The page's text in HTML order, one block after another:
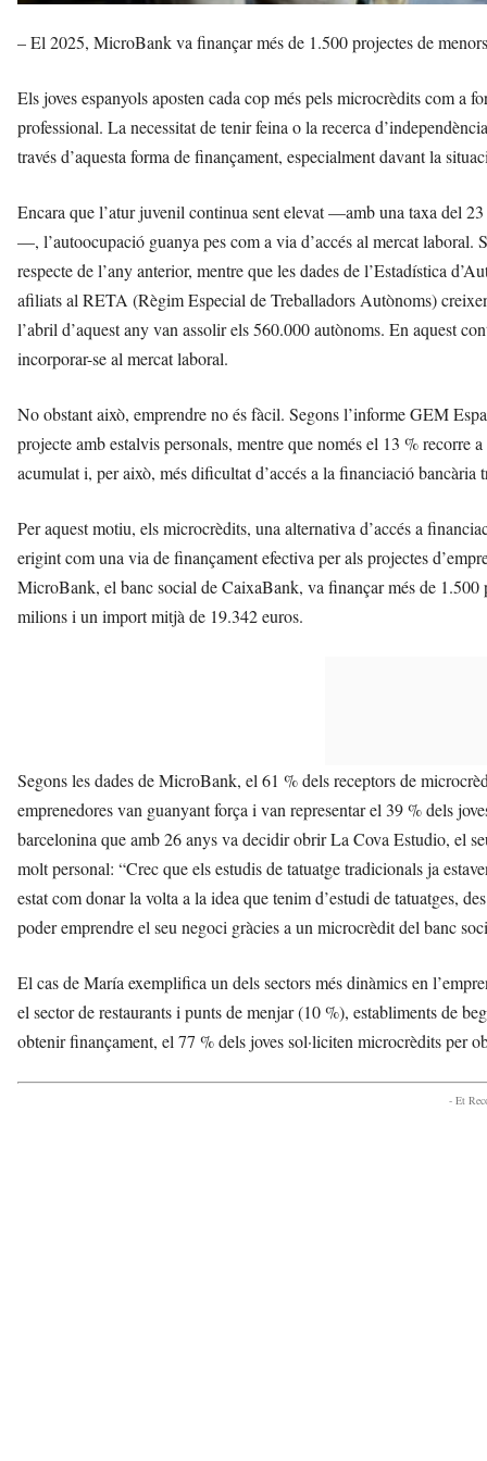
– El 2025, MicroBank va finançar més de 1.500 projectes de
Els joves espanyols aposten cada cop més pels microcrèdits com a
professional. La necessitat de tenir feina o la recerca
través d’aquesta forma de finançament, especialment davant la
Encara que l’atur juvenil continua sent elevat —amb una taxa del
—, l’autoocupació guanya pes com a via d’accés al mercat
respecte de l’any anterior, mentre que les dades de l’Estadística
afiliats al RETA (Règim Especial de Treballadors Autònoms)
l’abril d’aquest any van assolir els 560.000 autònoms. En aquest
incorporar-se al mercat laboral.
No obstant això, emprendre no és fàcil. Segons l’informe GEM
projecte amb estalvis personals, mentre que només el 13 % recorre
acumulat i, per això, més dificultat d’accés a la financiació
Per aquest motiu, els microcrèdits, una alternativa d’accés a
erigint com una via de finançament efectiva per als projectes
MicroBank, el banc social de CaixaBank, va finançar més de
milions i un import mitjà de 19.342 euros.
Segons les dades de MicroBank, el 61 % dels receptors de
emprenedores van guanyant força i van representar el 39 % dels
barcelonina que amb 26 anys va decidir obrir La Cova Estudio, el
molt personal: “Crec que els estudis de tatuatge tradicionals ja
estat com donar la volta a la idea que tenim d’estudi de tatuatges,
poder emprendre el seu negoci gràcies a un microcrèdit del banc
El cas de María exemplifica un dels sectors més dinàmics en
el sector de restaurants i punts de menjar (10 %), establiments de
obtenir finançament, el 77 % dels joves sol·liciten microcrèdits per
- Et